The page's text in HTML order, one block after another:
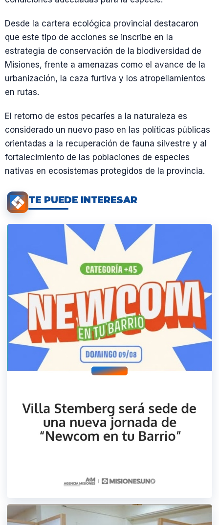
Desde la cartera ecológica provincial destacaron
que este tipo de acciones se inscribe en la
estrategia de conservación de la biodiversidad de
Misiones, frente a amenazas como el avance de la
urbanización, la caza furtiva y los atropellamientos
en rutas.
El retorno de estos pecaríes a la naturaleza es
considerado un nuevo paso en las políticas públicas
orientadas a la recuperación de fauna silvestre y al
fortalecimiento de las poblaciones de especies
nativas en ecosistemas protegidos de la provincia.
TE PUEDE INTERESAR